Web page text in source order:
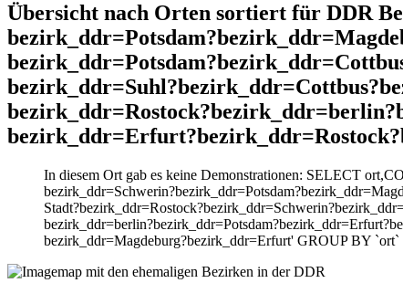
Übersicht nach Orten sortiert für DDR
In diesem Ort gab es keine Demonstrationen: SELECT
bezirk_ddr=Magdeburg?bezirk_ddr=Erfurt' GROUP BY `ort`